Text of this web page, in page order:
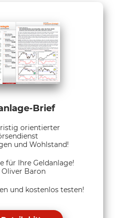
Brief
orientierter
und Wohlstand!
für Ihre Geldanlage!
Baron
und kostenlos testen!